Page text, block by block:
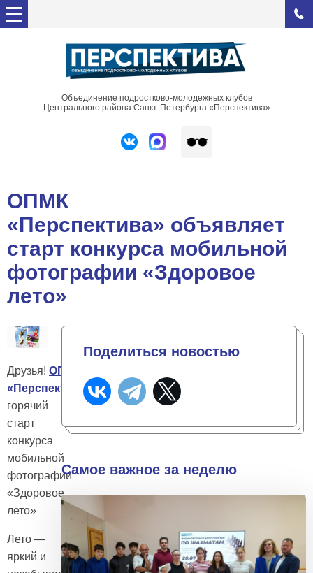
Объединение подростково-молодежных клубов
Центрального района Санкт-Петербурга «Перспектива»
ОПМК
«Перспектива» объявляет
старт конкурса мобильной
фотографии «Здоровое
лето»
Друзья! ОПМК
«Перспектива» объявляет
горячий
старт
конкурса
мобильной
фотографии
«Здоровое
лето»
Лето —
яркий и
Поделиться новостью
Самое важное за неделю